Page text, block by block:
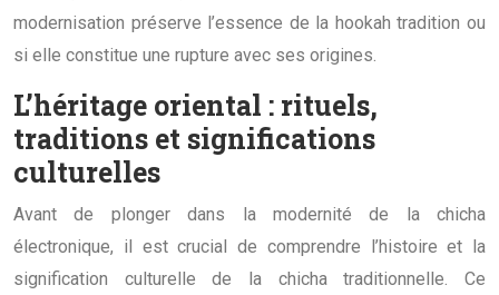
modernisation préserve l’essence de la hookah tradition ou
si elle constitue une rupture avec ses origines.
L’héritage oriental : rituels,
traditions et significations
culturelles
Avant de plonger dans la modernité de la chicha
électronique, il est crucial de comprendre l’histoire et la
signification culturelle de la chicha traditionnelle. Ce